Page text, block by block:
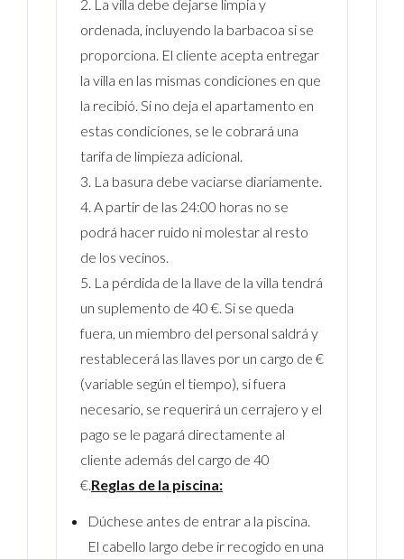
2. La villa debe dejarse limpia y
ordenada, incluyendo la barbacoa si se
proporciona. El cliente acepta entregar
la villa en las mismas condiciones en que
la recibió. Si no deja el apartamento en
estas condiciones, se le cobrará una
tarifa de limpieza adicional.
3. La basura debe vaciarse diariamente.
4. A partir de las 24:00 horas no se
podrá hacer ruido ni molestar al resto
de los vecinos.
5. La pérdida de la llave de la villa tendrá
un suplemento de 40 €. Si se queda
fuera, un miembro del personal saldrá y
restablecerá las llaves por un cargo de €
(variable según el tiempo), si fuera
necesario, se requerirá un cerrajero y el
pago se le pagará directamente al
cliente además del cargo de 40
€. Reglas de la piscina:
Dúchese antes de entrar a la piscina.
El cabello largo debe ir recogido en una